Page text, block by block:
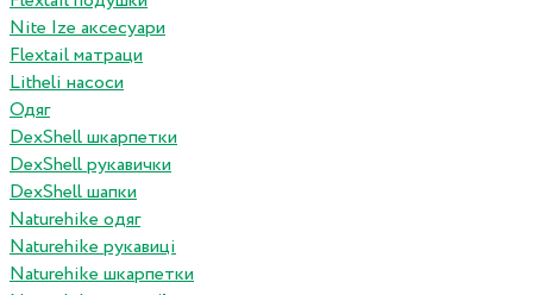
Nite Ize аксесуари
Flextail матраци
Litheli насоси
Одяг
DexShell шкарпетки
DexShell рукавички
DexShell шапки
Naturehike одяг
Naturehike рукавиці
Naturehike шкарпетки